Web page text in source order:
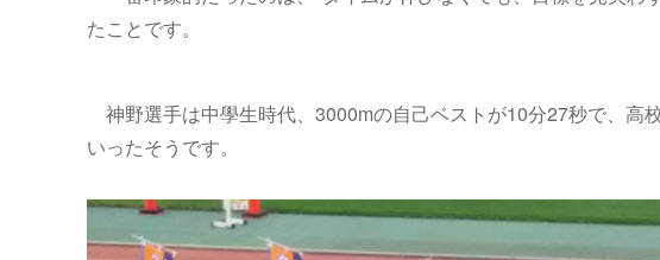
たことです。
神野選手は中學生時代、3000mの自己ベストが10分27秒で、高
いったそうです。